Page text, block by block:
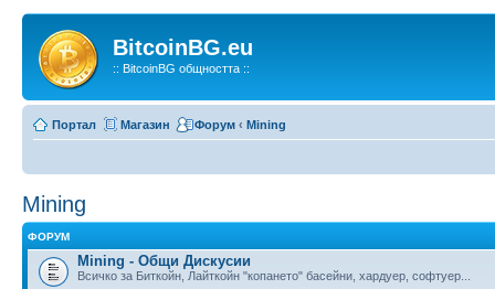
BitcoinBG.eu
:: BitcoinBG общността ::
Портал Магазин Форум ‹ Mining
Mining
ФОРУМ
Mining - Общи Дискусии
Всичко за Биткойн, Лайткойн "копането" басейни, хардуер, софтуер...